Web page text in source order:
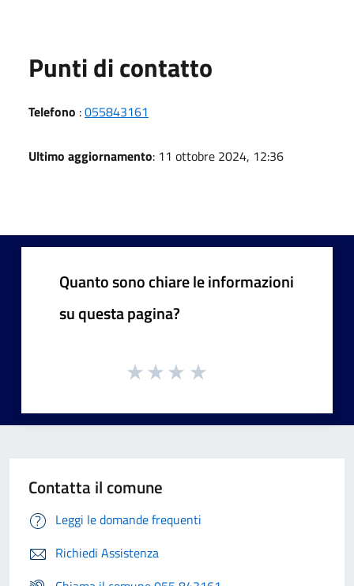
Punti di contatto
Telefono :055843161
Ultimo aggiornamento: 11 ottobre 2024, 12:36
Quanto sono chiare le informazioni
su questa pagina?
Contatta il comune
Leggi le domande frequenti
Richiedi Assistenza